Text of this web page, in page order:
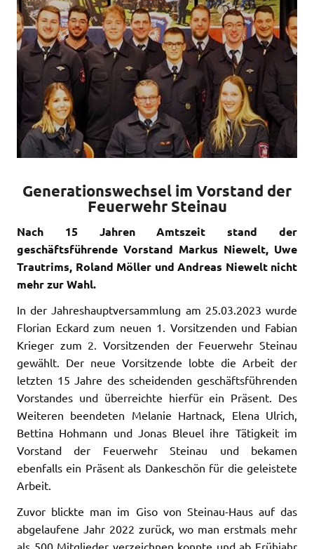
Generationswechsel im Vorstand der
Feuerwehr Steinau
Nach 15 Jahren Amtszeit stand der
geschäftsführende Vorstand Markus Niewelt, Uwe
Trautrims, Roland Möller und Andreas Niewelt nicht
mehr zur Wahl.
In der Jahreshauptversammlung am 25.03.2023 wurde
Florian Eckard zum neuen 1. Vorsitzenden und Fabian
Krieger zum 2. Vorsitzenden der Feuerwehr Steinau
gewählt. Der neue Vorsitzende lobte die Arbeit der
letzten 15 Jahre des scheidenden geschäftsführenden
Vorstandes und überreichte hierfür ein Präsent. Des
Weiteren beendeten Melanie Hartnack, Elena Ulrich,
Bettina Hohmann und Jonas Bleuel ihre Tätigkeit im
Vorstand der Feuerwehr Steinau und bekamen
ebenfalls ein Präsent als Dankeschön für die geleistete
Arbeit.
Zuvor blickte man im Giso von Steinau-Haus auf das
abgelaufene Jahr 2022 zurück, wo man erstmals mehr
als 500 Mitglieder verzeichnen konnte und ab Frühjahr